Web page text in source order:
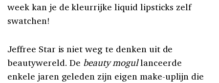
week kan je de kleurrijke liquid lipsticks zelf
swatchen!
Jeffree Star is niet weg te denken uit de
beautywereld. De beauty mogullanceerde
enkele jaren geleden zijn eigen make-uplijn die